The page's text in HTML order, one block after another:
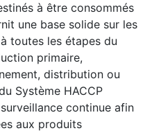
à être consommés
une base solide sur les
toutes les étapes du
primaire,
distribution ou
Système HACCP
continue afin
aux produits